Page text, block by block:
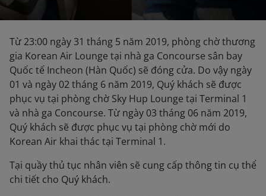
Từ 23:00 ngày 31 tháng 5 năm 2019, phòng chờ thương
gia Korean Air Lounge tại nhà ga Concourse sân bay
Quốc tế Incheon (Hàn Quốc) sẽ đóng cửa. Do vậy ngày
01 và ngày 02 tháng 6 năm 2019, Quý khách sẽ được
phục vụ tại phòng chờ Sky Hup Lounge tại Terminal 1
và nhà ga Concourse. Từ ngày 03 tháng 06 năm 2019,
Quý khách sẽ được phục vụ tại phòng chờ mới do
Korean Air khai thác tại Terminal 1.
Tại quầy thủ tục nhân viên sẽ cung cấp thông tin cụ thể
chi tiết cho Quý khách.